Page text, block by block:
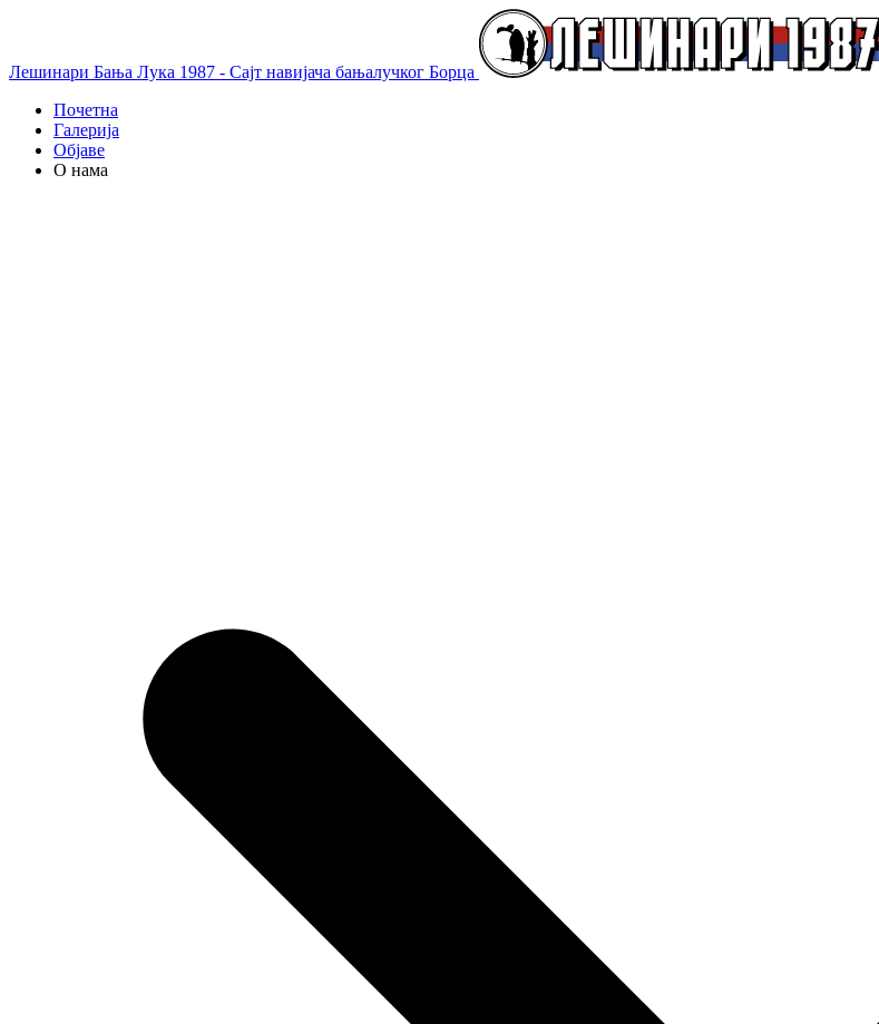
Лешинари Бања Лука 1987 - Сајт навијача бањалучког Борца
Почетна
Галерија
Објаве
О нама